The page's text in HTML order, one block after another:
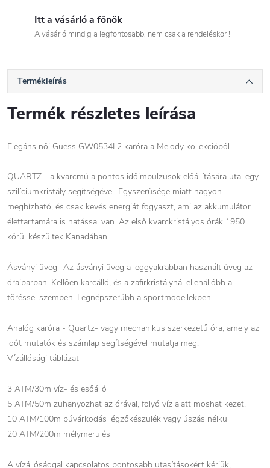
Itt a vásárló a főnök
A vásárló mindig a legfontosabb, nem csak a rendeléskor !
Termékleírás
Termék részletes leírása
Elegáns női Guess GW0534L2 karóra a Melody kollekcióból.
QUARTZ - a kvarcmű a pontos időimpulzusok előállítására utal egy
szilíciumkristály segítségével. Egyszerűsége miatt nagyon
megbízható, és csak kevés energiát fogyaszt, ami az akkumulátor
élettartamára is hatással van. Az első kvarckristályos órák 1950
körül készültek Kanadában.
Ásványi üveg- Az ásványi üveg a leggyakrabban használt üveg az
óraiparban. Kellően karcálló, és a zafírkristálynál ellenállóbb a
töréssel szemben. Legnépszerűbb a sportmodellekben.
Analóg karóra - Quartz- vagy mechanikus szerkezetű óra, amely az
időt mutatók és számlap segítségével mutatja meg.
Vízállósági táblázat
3 ATM/30m víz- és esőálló
5 ATM/50m zuhanyozhat az órával, folyó víz alatt moshat kezet.
10 ATM/100m búvárkodás légzőkészülék vagy úszás nélkül
20 ATM/200m mélymerülés
A vízállósággal kapcsolatos pontosabb utasításokért kérjük,